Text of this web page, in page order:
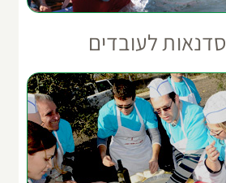
סדנאות לעובדים